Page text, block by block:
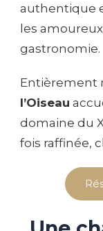
authentique
les
gastronomie.
Entièrement
l’Oiseau
domaine du
fois raffinée,